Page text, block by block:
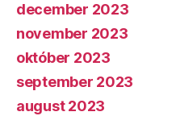
december 2023
november 2023
október 2023
september 2023
august 2023